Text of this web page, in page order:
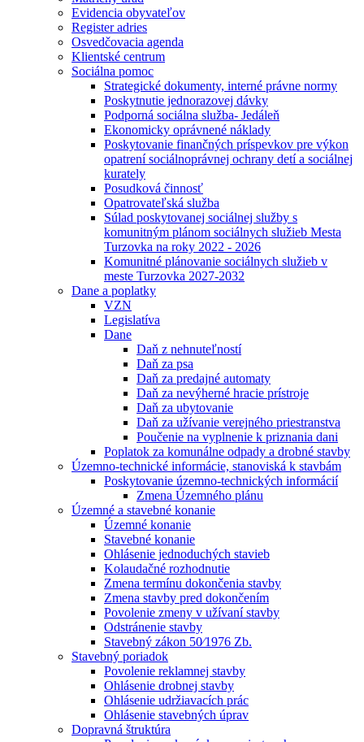
Evidencia obyvateľov
Register adries
Osvedčovacia agenda
Klientské centrum
Sociálna pomoc
Strategické dokumenty, interné právne normy
Poskytnutie jednorazovej dávky
Podporná sociálna služba- Jedáleň
Ekonomicky oprávnené náklady
Poskytovanie finančných príspevkov pre výkon
opatrení sociálnoprávnej ochrany detí a sociálnej
kurately
Posudková činnosť
Opatrovateľská služba
Súlad poskytovanej sociálnej služby s
komunitným plánom sociálnych služieb Mesta
Turzovka na roky 2022 - 2026
Komunitné plánovanie sociálnych služieb v
meste Turzovka 2027-2032
Dane a poplatky
VZN
Legislatíva
Dane
Daň z nehnuteľností
Daň za psa
Daň za predajné automaty
Daň za nevýherné hracie prístroje
Daň za ubytovanie
Daň za užívanie verejného priestranstva
Poučenie na vyplnenie k priznania dani
Poplatok za komunálne odpady a drobné stavby
Územno-technické informácie, stanoviská k stavbám
Poskytovanie územno-technických informácií
Zmena Územného plánu
Územné a stavebné konanie
Územné konanie
Stavebné konanie
Ohlásenie jednoduchých stavieb
Kolaudačné rozhodnutie
Zmena termínu dokončenia stavby
Zmena stavby pred dokončením
Povolenie zmeny v užívaní stavby
Odstránenie stavby
Stavebný zákon 50⁄1976 Zb.
Stavebný poriadok
Povolenie reklamnej stavby
Ohlásenie drobnej stavby
Ohlásenie udržiavacích prác
Ohlásenie stavebných úprav
Dopravná štruktúra